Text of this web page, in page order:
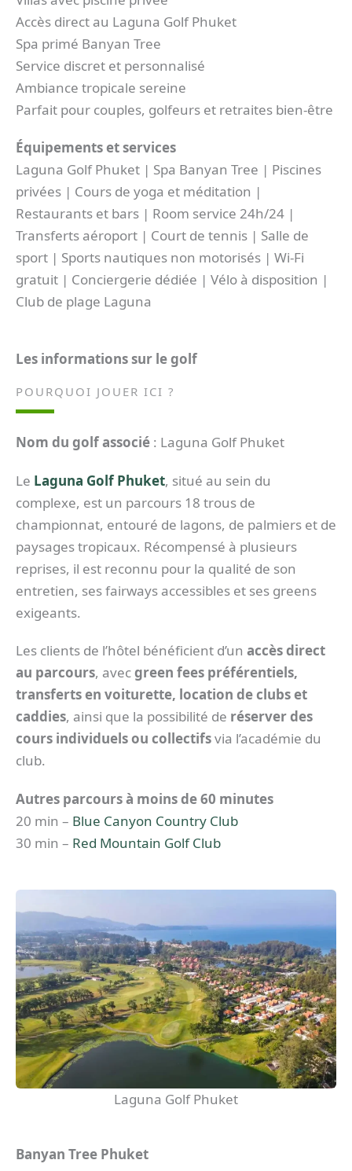
Accès direct au Laguna Golf Phuket
Spa primé Banyan Tree
Service discret et personnalisé
Ambiance tropicale sereine
Parfait pour couples, golfeurs et retraites bien-être
Équipements et services
Laguna Golf Phuket | Spa Banyan Tree | Piscines
privées | Cours de yoga et méditation |
Restaurants et bars | Room service 24h/24 |
Transferts aéroport | Court de tennis | Salle de
sport | Sports nautiques non motorisés | Wi-Fi
gratuit | Conciergerie dédiée | Vélo à disposition |
Club de plage Laguna
Les informations sur le golf
POURQUOI JOUER ICI ?
Nom du golf associé : Laguna Golf Phuket
Le Laguna Golf Phuket, situé au sein du
complexe, est un parcours 18 trous de
championnat, entouré de lagons, de palmiers et de
paysages tropicaux. Récompensé à plusieurs
reprises, il est reconnu pour la qualité de son
entretien, ses fairways accessibles et ses greens
exigeants.
Les clients de l’hôtel bénéficient d’un accès direct
au parcours, avecgreen fees préférentiels,
transferts en voiturette, location de clubs et
caddies, ainsi que la possibilité de réserver des
cours individuels ou collectifsvia l’académie du
club.
Autres parcours à moins de 60 minutes
20 min – Blue Canyon Country Club
30 min – Red Mountain Golf Club
Laguna Golf Phuket
Banyan Tree Phuket